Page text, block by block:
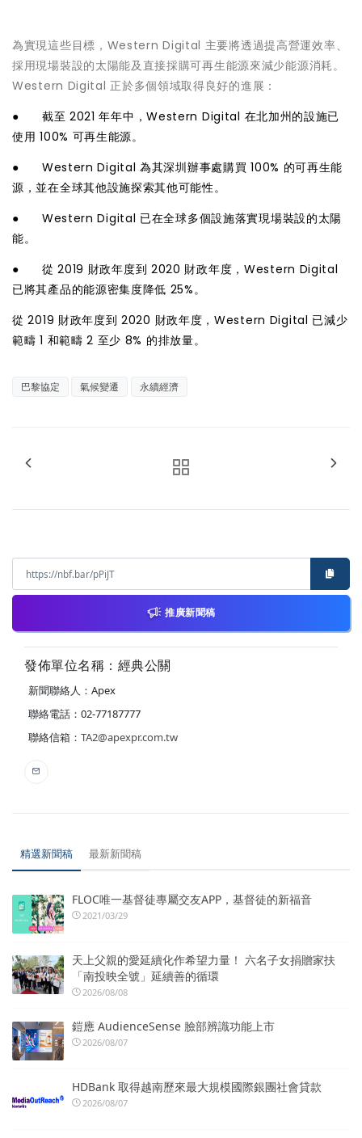
為實現這些目標，Western Digital 主要將透過提高營運效率、
採用現場裝設的太陽能及直接採購可再生能源來減少能源消耗。
Western Digital 正於多個領域取得良好的進展：
● 截至 2021 年年中，Western Digital 在北加州的設施已
使用 100% 可再生能源。
● Western Digital 為其深圳辦事處購買 100% 的可再生能
源，並在全球其他設施探索其他可能性。
● Western Digital 已在全球多個設施落實現場裝設的太陽
能。
● 從 2019 財政年度到 2020 財政年度，Western Digital
已將其產品的能源密集度降低 25%。
從 2019 財政年度到 2020 財政年度，Western Digital 已減少
範疇 1 和範疇 2 至少 8% 的排放量。
巴黎協定 氣候變遷 永續經濟
推廣新聞稿
發佈單位名稱：經典公關
新聞聯絡人：Apex
聯絡電話：02-77187777
聯絡信箱： TA2@apexpr.com.tw
精選新聞稿 最新新聞稿
FLOC唯一基督徒專屬交友APP，基督徒的新福音
2021/03/29
天上父親的愛延續化作希望力量！ 六名子女捐贈家扶
「南投映全號」延續善的循環
2026/08/08
鎧應 AudienceSense 臉部辨識功能上市
2026/08/07
HDBank 取得越南歷來最大規模國際銀團社會貸款
2026/08/07